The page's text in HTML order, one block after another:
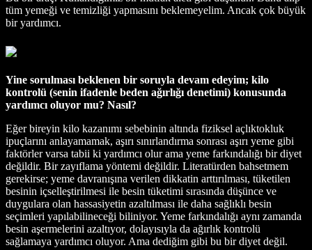
tüm yemeği ve temizliği yapmasını beklemeyelim. Ancak çok büyük
bir yardımcı.
Yine sorulması beklenen bir soruyla devam edeyim; kilo
kontrolü (senin ifadenle beden ağırlığı denetimi) konusunda
yardımcı oluyor mu? Nasıl?
Eğer bireyin kilo kazanımı sebebinin altında fiziksel açlıktokluk
ipuçlarını anlayamamak, aşırı sınırlandırma sonrası aşırı yeme gibi
faktörler varsa tabii ki yardımcı olur ama yeme farkındalığı bir diyet
değildir. Bir zayıflama yöntemi değildir. Literatürden bahsetmem
gerekirse; yeme davranışına verilen dikkatin arttırılması, tüketilen
besinin içselleştirilmesi ile besin tüketimi sırasında düşünce ve
duygulara olan hassasiyetin azaltılması ile daha sağlıklı besin
seçimleri yapılabilineceği biliniyor. Yeme farkındalığı aynı zamanda
besin aşermelerini azaltıyor, dolayısıyla da ağırlık kontrolü
sağlamaya yardımcı oluyor. Ama dediğim gibi bu bir diyet değil.